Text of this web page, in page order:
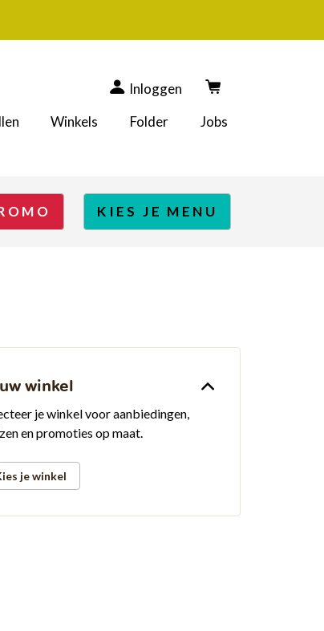
Inloggen
Winkels Folder Jobs
KIES JE MENU
winkel
je winkel voor aanbiedingen,
en promoties op maat.
je winkel